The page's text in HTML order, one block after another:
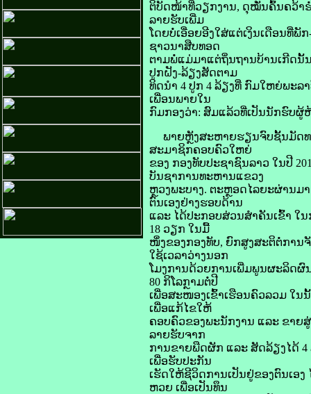
ຕິບັດໜ້າທີ່ວຽກງານ, ດຸໝັ່ນຄົ້ນຄວ້າ
ລາຍຮັບເພີ່ມ
ໂດຍບໍ່ເອື່ອຍອີງໃສ່ແຕ່ເງິນເດືອນທີ່
ຊາວນາສືບທອດ
ຕາມພໍ່ແມ່ມາແຕ່ຖິ່ນຖານບ້ານເກີດ
ປູກຝັງ-ລ້ຽງສັດຕາມ
ທິດນໍາ 4 ປູກ 4 ລ້ຽງທີ່ ກົມໃຫຍ່ພະ
ເພື່ອນພາຍໃນ
ກົມກອງວ່າ: ສົມແລ້ວທີ່ເປັນນັກຮົບຜູ້
ພາຍຫຼັງສະຫາຍຮຽນຈົບຊັ້ນມັດທ
ສະມາຊິກຄອບຄົວໃຫຍ່
ຂອງ ກອງທັບປະຊາຊົນລາວ ໃນປີ
ບັນຊາການທະຫານແຂວງ
ຫຼວງພະບາງ. ຕະຫຼອດໄລຍະຜ່ານມ
ຕົນເອງຢ່າງຮອບດ້ານ
ແລະ ໄດ້ປະກອບສ່ວນສໍາຄັນເຂົ້າ ໃ
18 ວຽກ ໃນມື້
ໜຶ່ງຂອງກອງທັບ, ຍົກສູງສະຕິຕໍ່ການ
ໃຊ້ເວລາວ່າງນອກ
ໂມງການດ້ວຍການເພີ່ມພູນຜະລິດຜົ
80 ກິໂລກຼາມຕໍ່ປີ
ເພື່ອສະໜອງເຂົ້າເຮືອນຄົວລວມ ໃນ
ເພື່ອແກ້ໄຂໃຫ້
ຄອບຄົວຂອງພະນັກງານ ແລະ ຂາຍສູ່
ລາຍຮັບຈາກ
ການຂາຍພືດຜັກ ແລະ ສັດລ້ຽງໄດ້
ເພື່ອຮັບປະກັນ
ເຮັດໃຫ້ຊີວິດການເປັນຢູ່ຂອງຕົນເອ
ຫວຍ ເພື່ອເປັນທຶນ